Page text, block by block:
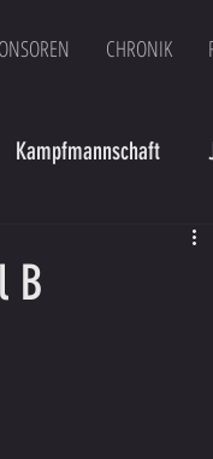
CHRONIK
Kampfmannschaft
B